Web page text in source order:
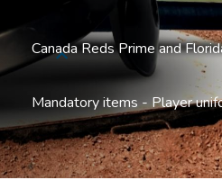
Canada Reds Prime and
Mandatory items - Player